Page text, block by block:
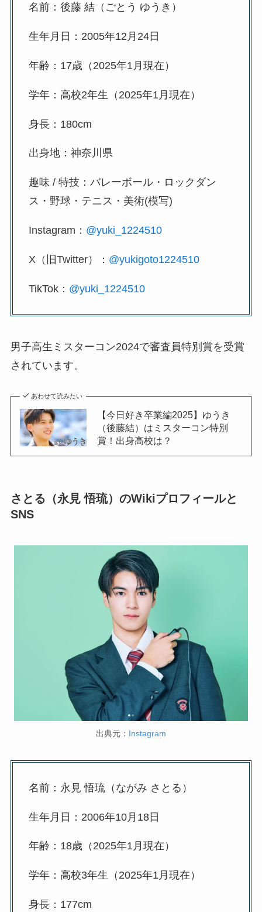
名前：後藤 結（ごとう ゆうき）
生年月日：2005年12月24日
年齢：17歳（2025年1月現在）
学年：高校2年生（2025年1月現在）
身長：180cm
出身地：神奈川県
趣味 / 特技：バレーボール・ロックダン
ス・野球・テニス・美術(模写)
Instagram： @yuki_1224510
X（旧Twitter）： @yukigoto1224510
TikTok： @yuki_1224510
男子高生ミスターコン2024で審査員特別賞を受賞
されています。
あわせて読みたい
【今日好き卒業編2025】ゆうき
（後藤結）はミスターコン特別
賞！出身高校は？
さとる（永見 悟琉）のWikiプロフィールと
SNS
出典元： Instagram
名前：永見 悟琉（ながみ さとる）
生年月日：2006年10月18日
年齢：18歳（2025年1月現在）
学年：高校3年生（2025年1月現在）
身長：177cm